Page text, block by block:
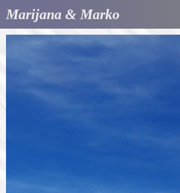
Marijana & Marko